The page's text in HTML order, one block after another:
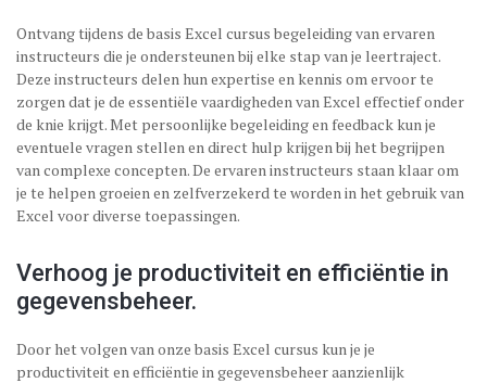
Ontvang tijdens de basis Excel cursus begeleiding van ervaren
instructeurs die je ondersteunen bij elke stap van je leertraject.
Deze instructeurs delen hun expertise en kennis om ervoor te
zorgen dat je de essentiële vaardigheden van Excel effectief onder
de knie krijgt. Met persoonlijke begeleiding en feedback kun je
eventuele vragen stellen en direct hulp krijgen bij het begrijpen
van complexe concepten. De ervaren instructeurs staan klaar om
je te helpen groeien en zelfverzekerd te worden in het gebruik van
Excel voor diverse toepassingen.
Verhoog je productiviteit en efficiëntie in
gegevensbeheer.
Door het volgen van onze basis Excel cursus kun je je
productiviteit en efficiëntie in gegevensbeheer aanzienlijk